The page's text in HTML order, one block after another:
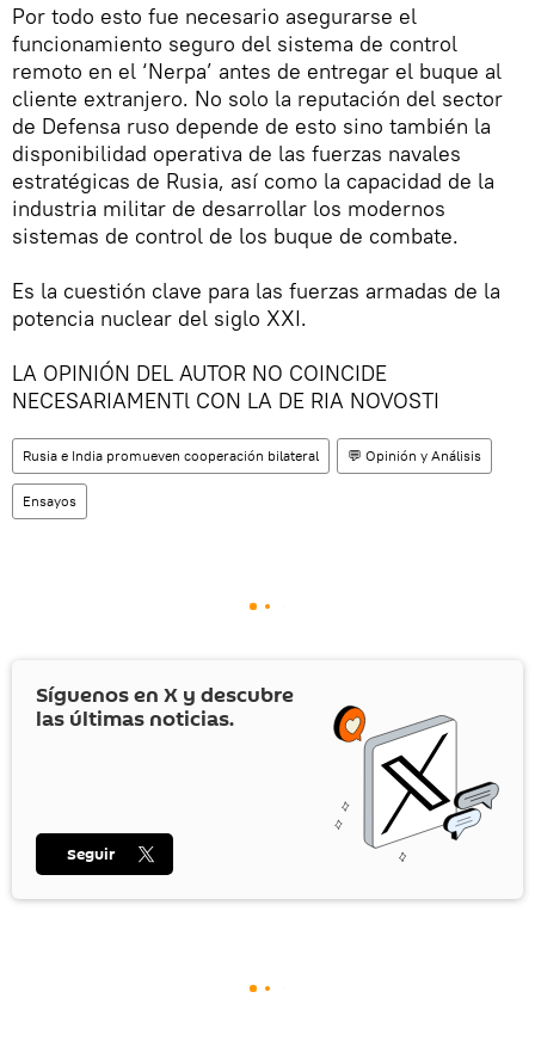
Por todo esto fue necesario asegurarse el
funcionamiento seguro del sistema de control
remoto en el ‘Nerpa’ antes de entregar el buque al
cliente extranjero. No solo la reputación del sector
de Defensa ruso depende de esto sino también la
disponibilidad operativa de las fuerzas navales
estratégicas de Rusia, así como la capacidad de la
industria militar de desarrollar los modernos
sistemas de control de los buque de combate.
Es la cuestión clave para las fuerzas armadas de la
potencia nuclear del siglo XXI.
LA OPINIÓN DEL AUTOR NO COINCIDE
NECESARIAMENTl CON LA DE RIA NOVOSTI
Rusia e India promueven cooperación bilateral 💬 Opinión y Análisis
Ensayos
Síguenos en X y descubre
las últimas noticias.
Seguir